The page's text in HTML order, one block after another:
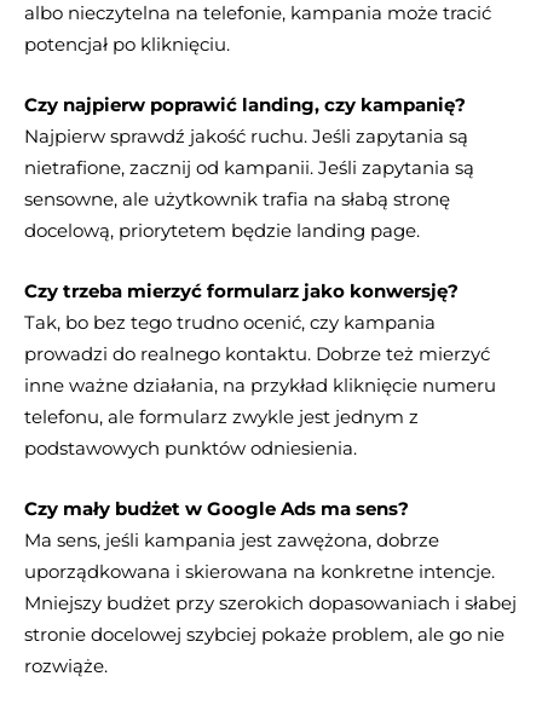
albo nieczytelna na telefonie, kampania może tracić
potencjał po kliknięciu.
Czy najpierw poprawić landing, czy kampanię?
Najpierw sprawdź jakość ruchu. Jeśli zapytania są
nietrafione, zacznij od kampanii. Jeśli zapytania są
sensowne, ale użytkownik trafia na słabą stronę
docelową, priorytetem będzie landing page.
Czy trzeba mierzyć formularz jako konwersję?
Tak, bo bez tego trudno ocenić, czy kampania
prowadzi do realnego kontaktu. Dobrze też mierzyć
inne ważne działania, na przykład kliknięcie numeru
telefonu, ale formularz zwykle jest jednym z
podstawowych punktów odniesienia.
Czy mały budżet w Google Ads ma sens?
Ma sens, jeśli kampania jest zawężona, dobrze
uporządkowana i skierowana na konkretne intencje.
Mniejszy budżet przy szerokich dopasowaniach i słabej
stronie docelowej szybciej pokaże problem, ale go nie
rozwiąże.